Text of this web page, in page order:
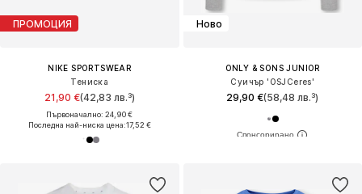
ПРОМОЦИЯ
NIKE SPORTSWEAR
Тениска
21,90 €(42,83 лв.³)
Първоначално: 24,90 €
Последна най-ниска цена:17,52 €
Ново
ONLY & SONS JUNIOR
Суичър 'OSJCeres'
29,90 €(58,48 лв.³)